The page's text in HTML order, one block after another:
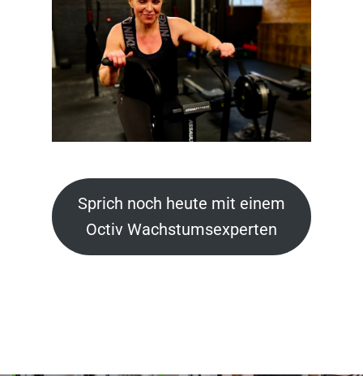
Sprich noch heute mit einem
Octiv Wachstumsexperten